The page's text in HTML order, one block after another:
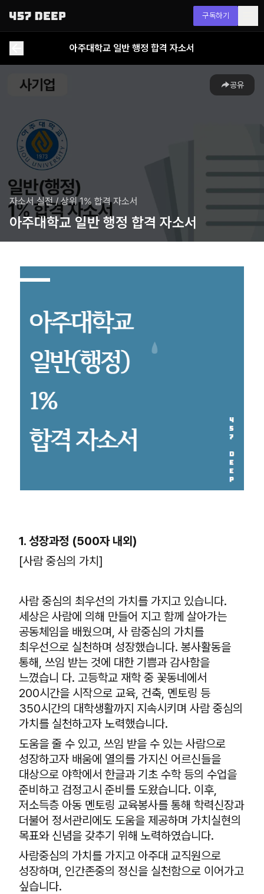
구독하기
아주대학교 일반 행정 합격 자소서
공유
자소서 실전/ 상위 1% 합격 자소서
아주대학교 일반 행정 합격 자소서
1. 성장과정 (500자 내외)
[사람 중심의 가치]
사람 중심의 최우선의 가치를 가지고 있습니다.
세상은 사람에 의해 만들어 지고 함께 살아가는
공동체임을 배웠으며, 사 람중심의 가치를
최우선으로 실천하며 성장했습니다. 봉사활동을
통해, 쓰임 받는 것에 대한 기쁨과 감사함을
느꼈습니 다. 고등학교 재학 중 꽃동네에서
200시간을 시작으로 교육, 건축, 멘토링 등
350시간의 대학생활까지 지속시키며 사람 중심의
가치를 실천하고자 노력했습니다.
도움을 줄 수 있고, 쓰임 받을 수 있는 사람으로
성장하고자 배움에 열의를 가지신 어르신들을
대상으로 야학에서 한글과 기초 수학 등의 수업을
준비하고 검정고시 준비를 도왔습니다. 이후,
저소득층 아동 멘토링 교육봉사를 통해 학력신장과
더불어 정서관리에도 도움을 제공하며 가치실현의
목표와 신념을 갖추기 위해 노력하였습니다.
사람중심의 가치를 가지고 아주대 교직원으로
성장하며, 인간존중의 정신을 실천함으로 이어가고
싶습니다.